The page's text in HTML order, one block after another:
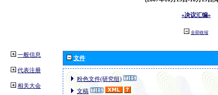
«决议汇编»
全部收缩
一般信息
代表注册
相关大会
文件
粉色文件(研究组)
文稿